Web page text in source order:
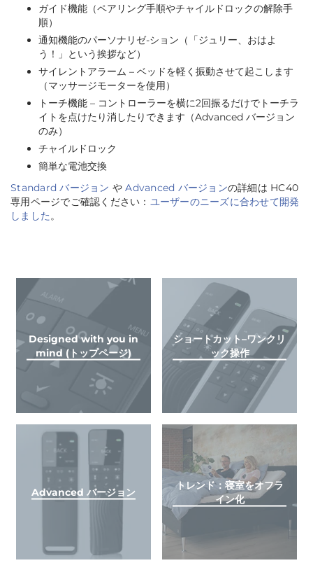
ガイド機能（ペアリング手順やチャイルドロックの解除手
順）
通知機能のパーソナリゼ-ション（「ジュリー、おはよ
う！」という挨拶など）
サイレントアラーム – ベッドを軽く振動させて起こします
（マッサージモーターを使用）
トーチ機能 – コントローラーを横に2回振るだけでトーチラ
イトを点けたり消したりできます（Advanced バージョン
のみ）
チャイルドロック
簡単な電池交換
Standard バージョン やAdvanced バージョンの詳細は HC40
専用ページでご確認ください： ユーザーのニーズに合わせて開発
しました。
Designed with you in
mind (トップページ)
ショートカット–ワンクリ
ック操作
Advanced バージョン
トレンド：寝室をオフラ
イン化